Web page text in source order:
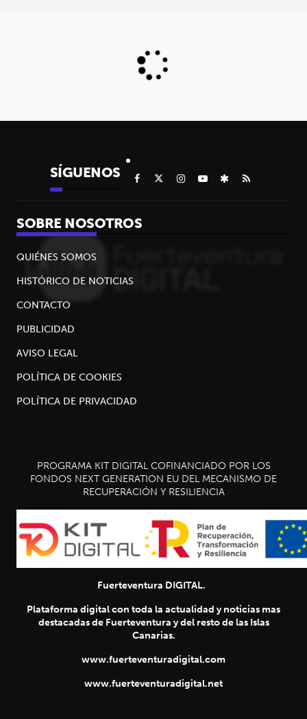
SÍGUENOS
SOBRE NOSOTROS
QUIÉNES SOMOS
HISTÓRICO DE NOTICIAS
CONTACTO
PUBLICIDAD
AVISO LEGAL
POLÍTICA DE COOKIES
POLÍTICA DE PRIVACIDAD
PROGRAMA KIT DIGITAL COFINANCIADO POR LOS
FONDOS NEXT GENERATION EU DEL MECANISMO DE
RECUPERACIÓN Y RESILIENCIA
Fuerteventura DIGITAL.
Plataforma digital con toda la actualidad y noticias mas
destacadas de Fuerteventura y del resto de las Islas
Canarias.
www.fuerteventuradigital.com
www.fuerteventuradigital.net